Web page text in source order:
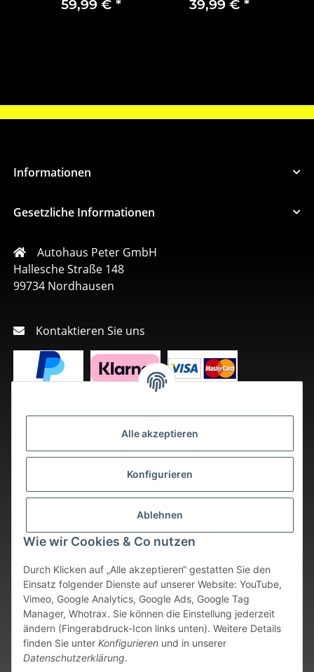
Alle akzeptieren
Konfigurieren
Ablehnen
Wie wir Cookies & Co nutzen
Durch Klicken auf „Alle akzeptieren“ gestatten Sie den
Einsatz folgender Dienste auf unserer Website: YouTube,
Vimeo, Google Analytics, Google Ads, Google Tag
Manager, Whotrax. Sie können die Einstellung jederzeit
ändern (Fingerabdruck-Icon links unten). Weitere Details
finden Sie unter Konfigurieren und in unserer
Datenschutzerklärung.
59,99 € * 39,99 € *
Informationen
Gesetzliche Informationen
Autohaus Peter GmbH
Hallesche Straße 148
99734 Nordhausen
Kontaktieren Sie uns
Vertrag widerrufen
* Alle Preise inkl. gesetzlicher USt., zzgl.Versand
verfügbaren Artikeln erfolgt der Versand innerhalb von 24